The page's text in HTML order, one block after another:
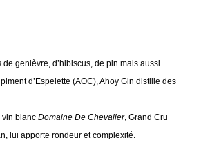
genièvre, d’hibiscus, de pin mais aussi
d’Espelette (AOC), Ahoy Gin distille des
vin blanc Domaine De Chevalier, Grand Cru
lui apporte rondeur et complexité.